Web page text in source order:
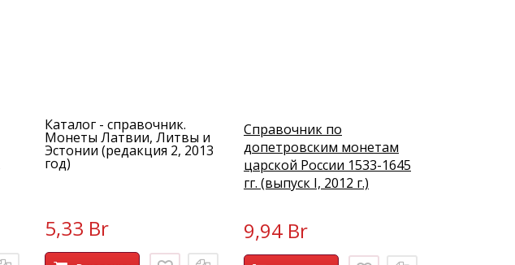
Каталог - справочник.
Монеты Латвии, Литвы и
Эстонии (редакция 2, 2013
год)
5,33 Br
Справочник по
допетровским монетам
царской России 1533-1645
гг. (выпуск I, 2012 г.)
9,94 Br